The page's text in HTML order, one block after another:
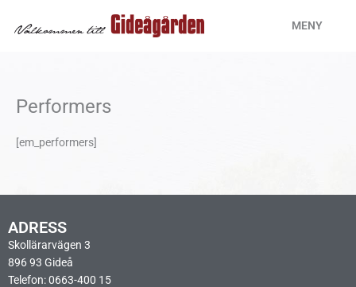
MENY
Performers
[em_performers]
ADRESS
Skollärarvägen 3
896 93 Gideå
Telefon: 0663-400 15